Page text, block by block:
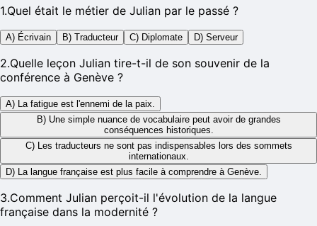
1.Quel était le métier de Julian par le passé ?
A) Écrivain B) Traducteur C) Diplomate D) Serveur
2.Quelle leçon Julian tire-t-il de son souvenir de la
conférence à Genève ?
A) La fatigue est l'ennemi de la paix.
B) Une simple nuance de vocabulaire peut avoir de grandes
conséquences historiques.
C) Les traducteurs ne sont pas indispensables lors des sommets
internationaux.
D) La langue française est plus facile à comprendre à Genève.
3.Comment Julian perçoit-il l'évolution de la langue
française dans la modernité ?